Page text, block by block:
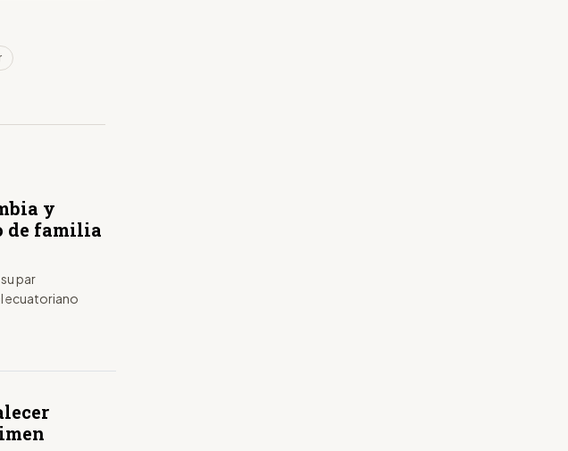
y
de familia
par
ecuatoriano